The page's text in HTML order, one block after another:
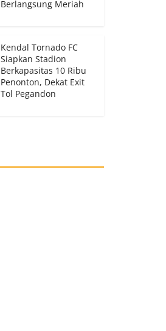
Berlangsung Meriah
Kendal Tornado FC
Siapkan Stadion
Berkapasitas 10 Ribu
Penonton, Dekat Exit
Tol Pegandon